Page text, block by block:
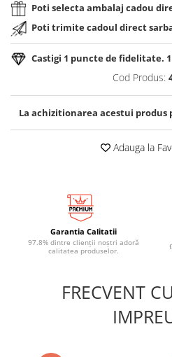
Poti selecta ambalaj cadou
Poti trimite cadoul direct
Castigi 1 puncte de fidelitate. 1
Cod Produs:
La achizitionarea acestui produs
Adauga la
Garantia Calitatii
97.8% dintre clienții noștri adoră
calitatea produselor.
FRECVENT